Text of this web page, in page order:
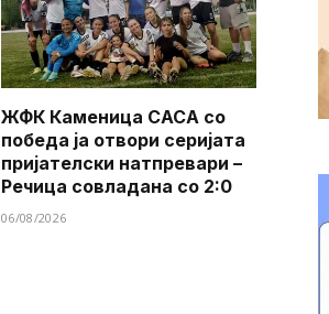
ЖФК Каменица САСА со
победа ја отвори серијата
пријателски натпревари –
Речица совладана со 2:0
06/08/2026